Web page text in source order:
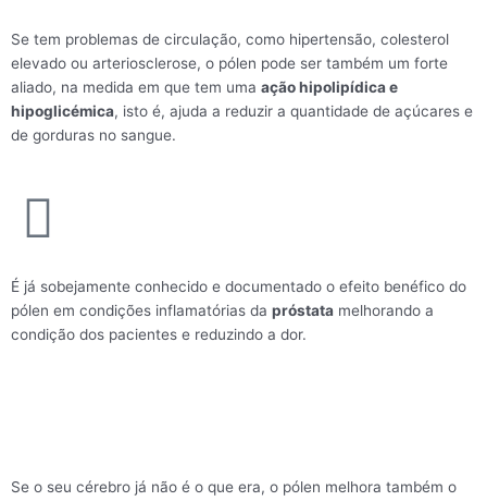
Se tem problemas de circulação, como hipertensão, colesterol
elevado ou arteriosclerose, o pólen pode ser também um forte
aliado, na medida em que tem uma ação hipolipídica e
hipoglicémica, isto é, ajuda a reduzir a quantidade de açúcares e
de gorduras no sangue.
É já sobejamente conhecido e documentado o efeito benéfico do
pólen em condições inflamatórias da próstata melhorando a
condição dos pacientes e reduzindo a dor.
Se o seu cérebro já não é o que era, o pólen melhora também o